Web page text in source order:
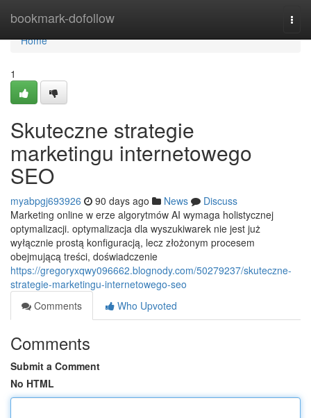
bookmark-dofollow
Home
Home
1
Skuteczne strategie
marketingu internetowego
SEO
myabpgj693926 90 days ago News
Discuss
Marketing online w erze algorytmów AI wymaga holistycznej
optymalizacji. optymalizacja dla wyszukiwarek nie jest już
wyłącznie prostą konfiguracją, lecz złożonym procesem
obejmującą treści, doświadczenie
https://gregoryxqwy096662.blognody.com/50279237/skuteczne-
strategie-marketingu-internetowego-seo
Comments
Who Upvoted
Comments
Submit a Comment
No HTML